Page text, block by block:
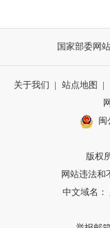
国家部委网站
关于我们 | 站点地图 |
闽
版权
网站违法和
中文域名：